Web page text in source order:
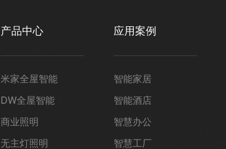
产品中心
米家全屋智能
DW全屋智能
商业照明
无主灯照明
应用案例
智能家居
智能酒店
智慧办公
智慧工厂